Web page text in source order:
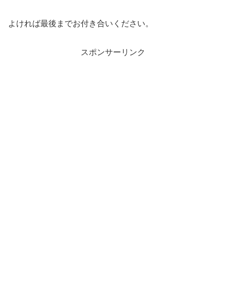
よければ最後までお付き合いください。
スポンサーリンク